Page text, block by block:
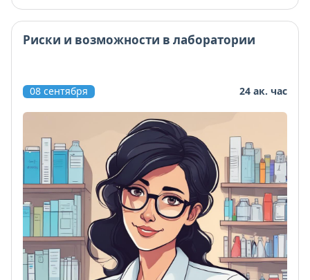
Риски и возможности в лаборатории
08 сентября 24 ак. час